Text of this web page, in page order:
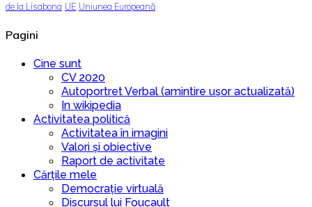
de la Lisabona UE Uniunea Europeană
Pagini
Cine sunt
CV 2020
Autoportret Verbal (amintire ușor actualizată)
In wikipedia
Activitatea politică
Activitatea în imagini
Valori și obiective
Raport de activitate
Cărțile mele
Democrație virtuală
Discursul lui Foucault